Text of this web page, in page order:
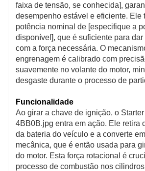
faixa de tensão, se conhecida],
desempenho estável e eficiente. Ele
potência nominal de [especifique a
disponível], que é suficiente para
com a força necessária. O
engrenagem é calibrado com
suavemente no volante do motor,
desgaste durante o processo de
Funcionalidade
Ao girar a chave de ignição, o
4BB0B.jpg entra em ação. Ele retira
da bateria do veículo e a converte
mecânica, que é então usada para
do motor. Esta força rotacional é
processo de combustão nos